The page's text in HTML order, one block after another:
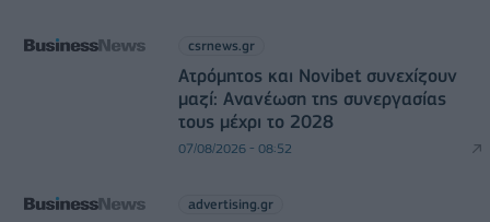
csrnews.gr
Ατρόμητος και Novibet συνεχίζουν
μαζί: Ανανέωση της συνεργασίας
τους μέχρι το 2028
07/08/2026 - 08:52
advertising.gr